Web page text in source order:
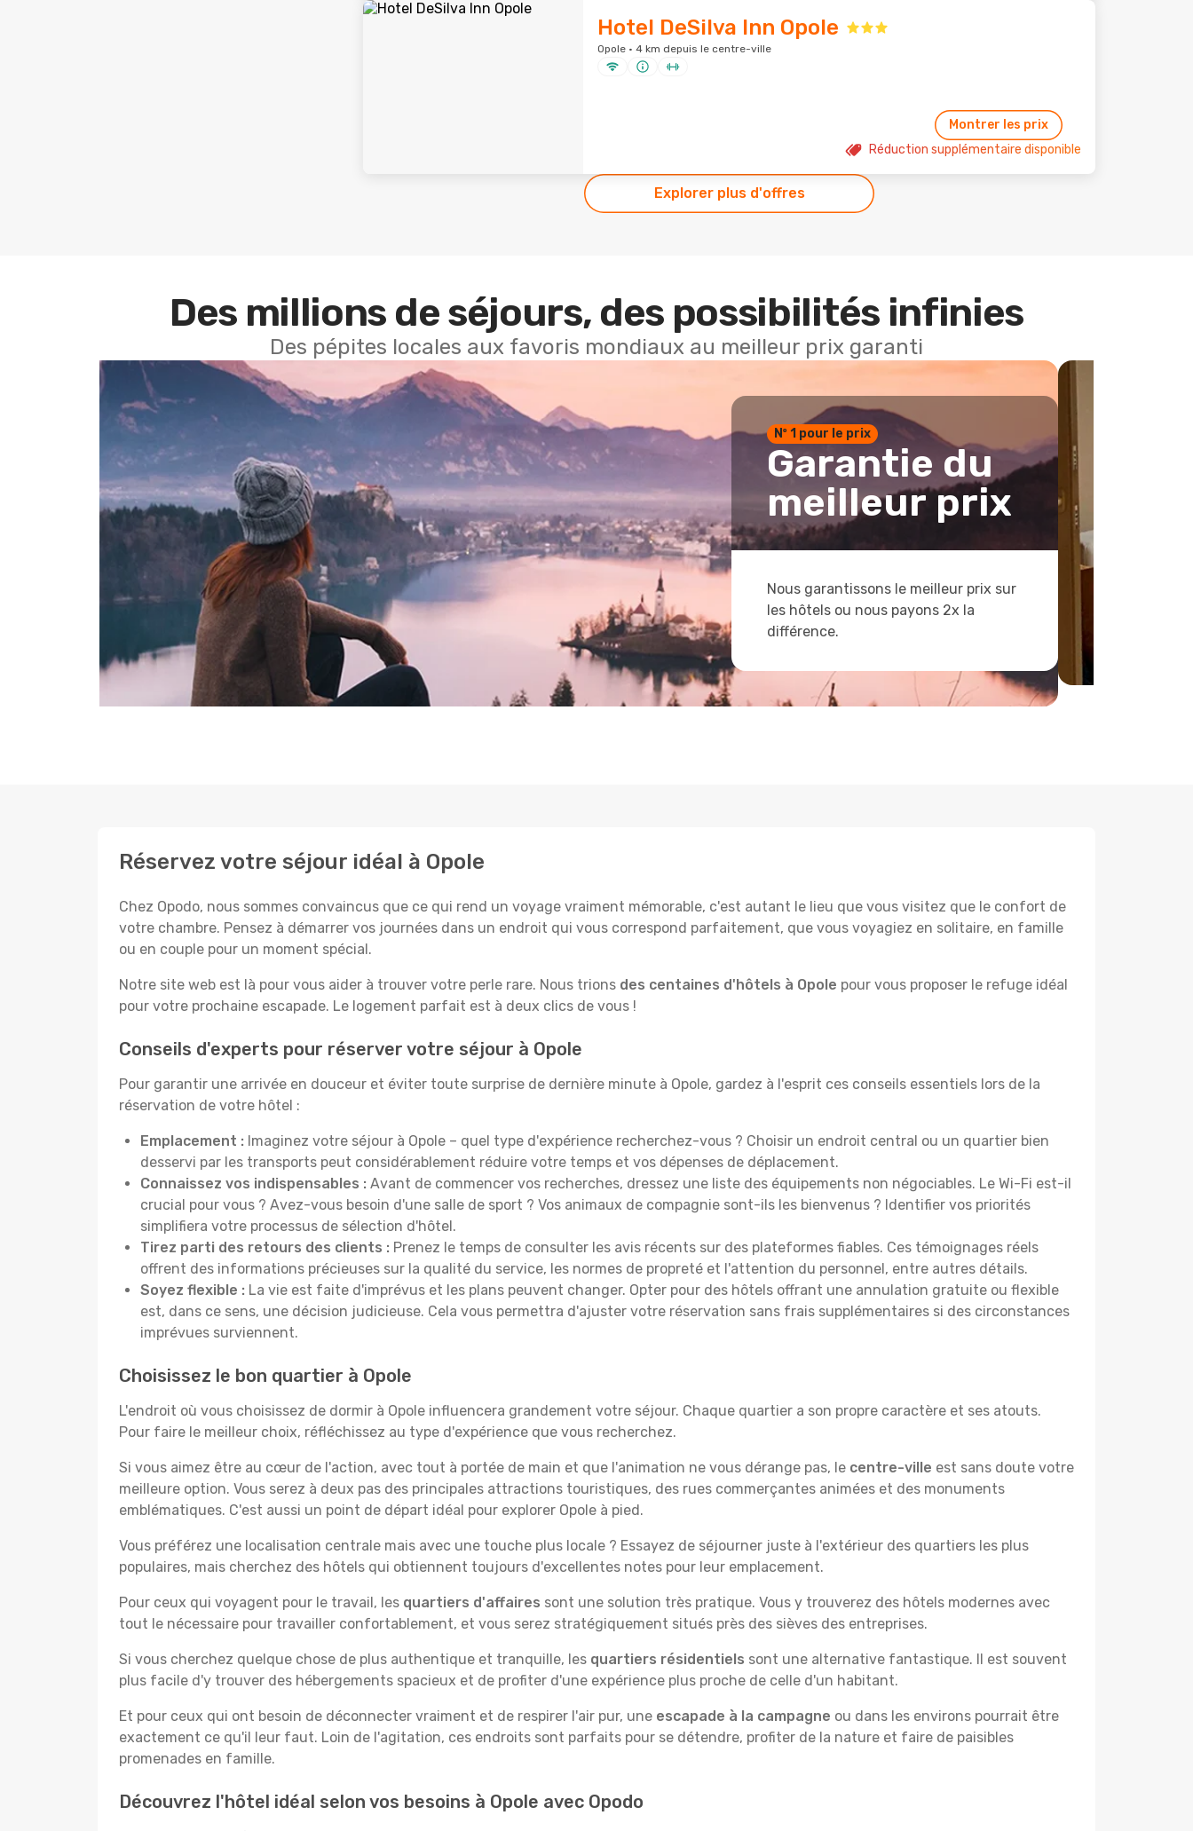
Hotel DeSilva Inn Opole
Opole · 4 km depuis le centre-ville
Montrer les prix
Réduction supplémentaire disponible
Explorer plus d'offres
Des millions de séjours, des possibilités infinies
Des pépites locales aux favoris mondiaux au meilleur prix garanti
Nº 1 pour le prix
Garantie du
meilleur prix
Nous garantissons le meilleur prix sur
les hôtels ou nous payons 2x la
différence.
Réservez votre séjour idéal à Opole
Chez Opodo, nous sommes convaincus que ce qui rend un voyage vraiment mémorable, c'est autant le lieu que vous visitez que le confort de
votre chambre. Pensez à démarrer vos journées dans un endroit qui vous correspond parfaitement, que vous voyagiez en solitaire, en famille
ou en couple pour un moment spécial.
Notre site web est là pour vous aider à trouver votre perle rare. Nous trions des centaines d'hôtels à Opole pour vous proposer le refuge idéal
pour votre prochaine escapade. Le logement parfait est à deux clics de vous !
Conseils d'experts pour réserver votre séjour à Opole
Pour garantir une arrivée en douceur et éviter toute surprise de dernière minute à Opole, gardez à l'esprit ces conseils essentiels lors de la
réservation de votre hôtel :
Emplacement : Imaginez votre séjour à Opole – quel type d'expérience recherchez-vous ? Choisir un endroit central ou un quartier bien
desservi par les transports peut considérablement réduire votre temps et vos dépenses de déplacement.
Connaissez vos indispensables : Avant de commencer vos recherches, dressez une liste des équipements non négociables. Le Wi-Fi est-il
crucial pour vous ? Avez-vous besoin d'une salle de sport ? Vos animaux de compagnie sont-ils les bienvenus ? Identifier vos priorités
simplifiera votre processus de sélection d'hôtel.
Tirez parti des retours des clients : Prenez le temps de consulter les avis récents sur des plateformes fiables. Ces témoignages réels
offrent des informations précieuses sur la qualité du service, les normes de propreté et l'attention du personnel, entre autres détails.
Soyez flexible : La vie est faite d'imprévus et les plans peuvent changer. Opter pour des hôtels offrant une annulation gratuite ou flexible
est, dans ce sens, une décision judicieuse. Cela vous permettra d'ajuster votre réservation sans frais supplémentaires si des circonstances
imprévues surviennent.
Choisissez le bon quartier à Opole
L'endroit où vous choisissez de dormir à Opole influencera grandement votre séjour. Chaque quartier a son propre caractère et ses atouts.
Pour faire le meilleur choix, réfléchissez au type d'expérience que vous recherchez.
Si vous aimez être au cœur de l'action, avec tout à portée de main et que l'animation ne vous dérange pas, le centre-ville est sans doute votre
meilleure option. Vous serez à deux pas des principales attractions touristiques, des rues commerçantes animées et des monuments
emblématiques. C'est aussi un point de départ idéal pour explorer Opole à pied.
Vous préférez une localisation centrale mais avec une touche plus locale ? Essayez de séjourner juste à l'extérieur des quartiers les plus
populaires, mais cherchez des hôtels qui obtiennent toujours d'excellentes notes pour leur emplacement.
Pour ceux qui voyagent pour le travail, les quartiers d'affaires sont une solution très pratique. Vous y trouverez des hôtels modernes avec
tout le nécessaire pour travailler confortablement, et vous serez stratégiquement situés près des sièves des entreprises.
Si vous cherchez quelque chose de plus authentique et tranquille, les quartiers résidentiels sont une alternative fantastique. Il est souvent
plus facile d'y trouver des hébergements spacieux et de profiter d'une expérience plus proche de celle d'un habitant.
Et pour ceux qui ont besoin de déconnecter vraiment et de respirer l'air pur, une escapade à la campagne ou dans les environs pourrait être
exactement ce qu'il leur faut. Loin de l'agitation, ces endroits sont parfaits pour se détendre, profiter de la nature et faire de paisibles
promenades en famille.
Découvrez l'hôtel idéal selon vos besoins à Opole avec Opodo